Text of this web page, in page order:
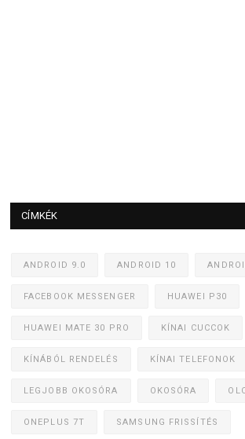
CÍMKÉK
ANDROID 9.0 ANDROID 10
FACEBOOK MESSENGER HUAWEI P30
HUAWEI MATE 30 PRO KÍNAI CUCCOK
KÍNÁBÓL RENDELÉS KÍNAI TELEFONOK
LEGJOBB OKOSÓRA OKOSÓRA
ONEPLUS 7T SAMSUNG FRISSÍTÉS